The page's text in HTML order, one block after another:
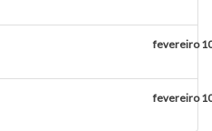
fevereiro
fevereiro